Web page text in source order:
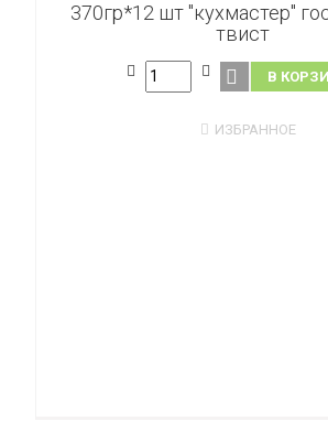
370гр*12 шт "кухмастер"
твист
В
ИЗБРАННОЕ